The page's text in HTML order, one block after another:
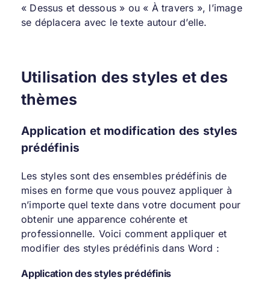
« Dessus et dessous » ou « À travers », l’image
se déplacera avec le texte autour d’elle.
Utilisation des styles et des
thèmes
Application et modification des styles
prédéfinis
Les styles sont des ensembles prédéfinis de
mises en forme que vous pouvez appliquer à
n’importe quel texte dans votre document pour
obtenir une apparence cohérente et
professionnelle. Voici comment appliquer et
modifier des styles prédéfinis dans Word :
Application des styles prédéfinis